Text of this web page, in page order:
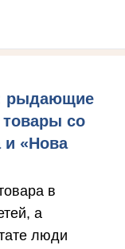
рыдающие
со
и «Нова
в
а
люди